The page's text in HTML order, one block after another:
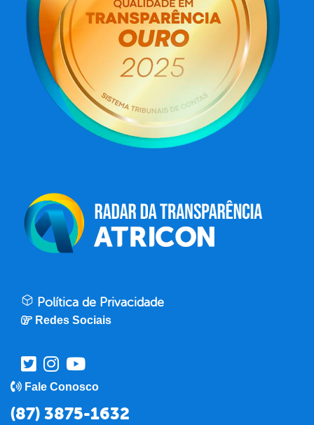
Política de Privacidade
Redes Sociais
Fale Conosco
(87) 3875-1632